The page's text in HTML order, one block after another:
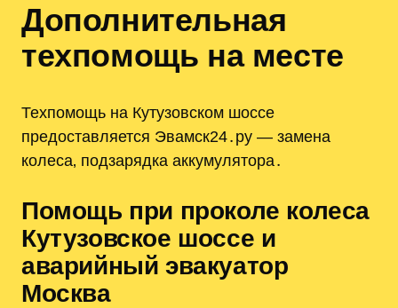
Дополнительная
техпомощь на месте
Техпомощь на Кутузовском шоссе
предоставляется Эвамск24․ру — замена
колеса‚ подзарядка аккумулятора․
Помощь при проколе колеса
Кутузовское шоссе и
аварийный эвакуатор
Москва